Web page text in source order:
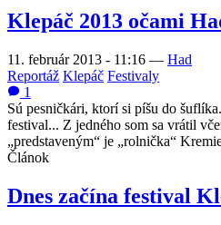
Klepáč 2013 očami
11. február 2013 - 11:16 — Had
Reportáž Klepáč Festivaly
1
Sú pesničkári, ktorí si píšu do
festival... Z jedného som sa vrátil
„predstaveným“ je „rolnička“
Článok
Dnes začína festival